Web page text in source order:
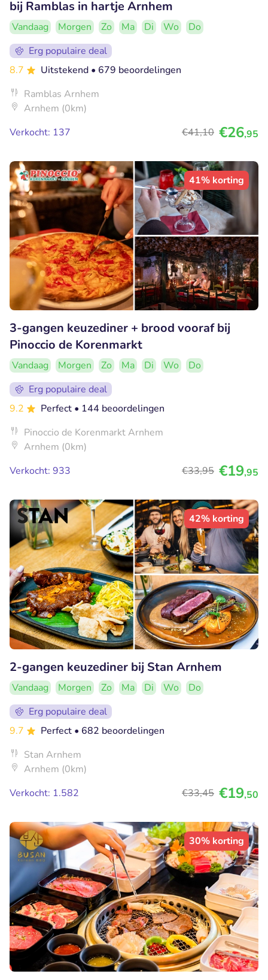
bij Ramblas in hartje Arnhem
Vandaag Morgen Zo Ma Di Wo
Do
Erg populaire deal
8.7
Uitstekend • 679 beoordelingen
Ramblas Arnhem
Arnhem (0km)
Verkocht: 137
€41,10 €26,95
41% korting
3-gangen keuzediner + brood vooraf bij
Pinoccio de Korenmarkt
Vandaag Morgen Zo Ma Di Wo
Do
Erg populaire deal
9.2
Perfect • 144 beoordelingen
Pinoccio de Korenmarkt Arnhem
Arnhem (0km)
Verkocht: 933
€33,95 €19,95
42% korting
2-gangen keuzediner bij Stan Arnhem
Vandaag Morgen Zo Ma Di Wo
Do
Erg populaire deal
9.7
Perfect • 682 beoordelingen
Stan Arnhem
Arnhem (0km)
Verkocht: 1.582
€33,45 €19,50
30% korting